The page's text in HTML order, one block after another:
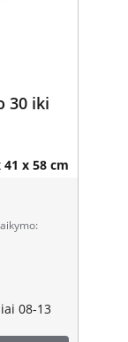
30 iki
41 x 58 cm
08-13